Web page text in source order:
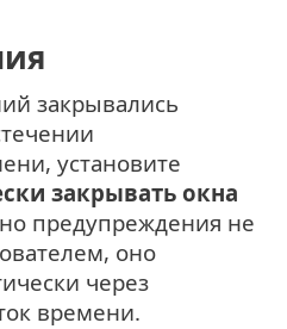
закрывались
установите
закрывать окна
предупреждения не
оно
через
времени.